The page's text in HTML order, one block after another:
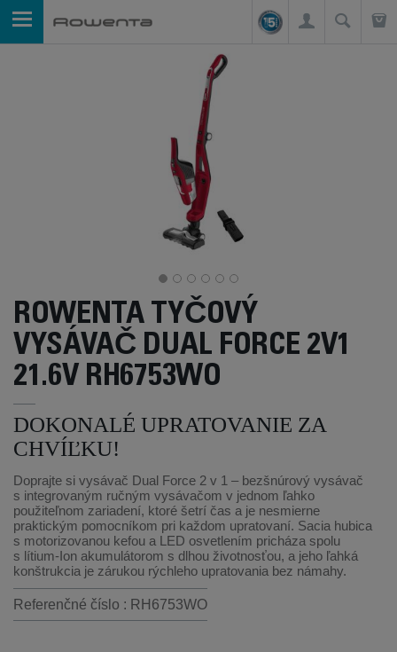
ROWENTA TYČOVÝ
VYSÁVAČ DUAL FORCE 2V1
21.6V RH6753WO
DOKONALÉ UPRATOVANIE ZA
CHVÍĽKU!
Doprajte si vysávač Dual Force 2 v 1 – bezšnúrový vysávač
s integrovaným ručným vysávačom v jednom ľahko
použiteľnom zariadení, ktoré šetrí čas a je nesmierne
praktickým pomocníkom pri každom upratovaní. Sacia hubica
s motorizovanou kefou a LED osvetlením pricháza spolu
s lítium-Ion akumulátorom s dlhou životnosťou, a jeho ľahká
konštrukcia je zárukou rýchleho upratovania bez námahy.
Referenčné číslo : RH6753WO